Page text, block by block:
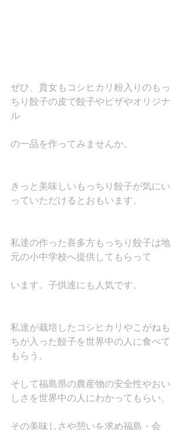
ぜひ、貴女もコシヒカリ粉入りのもっ
ちり餃子の皮で餃子やピザやオリジナ
ル
の一品を作ってみませんか。
きっと美味しいもっちり餃子が気にい
っていただけるとおもいます。
私達の作った喜多方もっちり餃子は地
元の小中学校へ提供してもらって
います。子供達にも人気です。
私達が栽培したコシヒカリやこがねも
ちが入った餃子を世界中の人に食べて
もらう。
そして福島県の農産物の安全性やおい
しさを世界中の人にわかってもらい、
その美味しさや憩いを求め福島・会